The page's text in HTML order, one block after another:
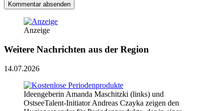
Kommentar absenden
Anzeige
Weitere Nachrichten aus der Region
14.07.2026
Ideengeberin Amanda Maschitzki (links) und
OstseeTalent-Initiator Andreas Czayka zeigen den